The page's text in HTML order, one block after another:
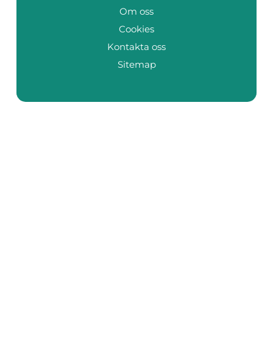
Om oss
Cookies
Kontakta oss
Sitemap